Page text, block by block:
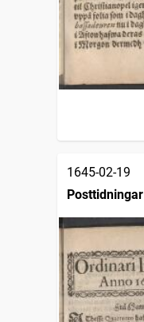
1645-02-19
Posttidningar